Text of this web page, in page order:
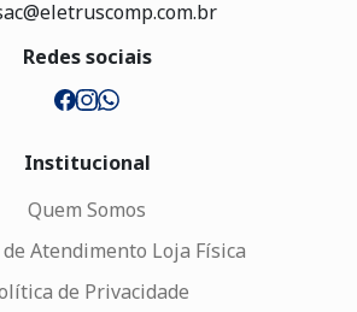
Redes sociais
Institucional
Quem Somos
Atendimento Loja Física
de Privacidade